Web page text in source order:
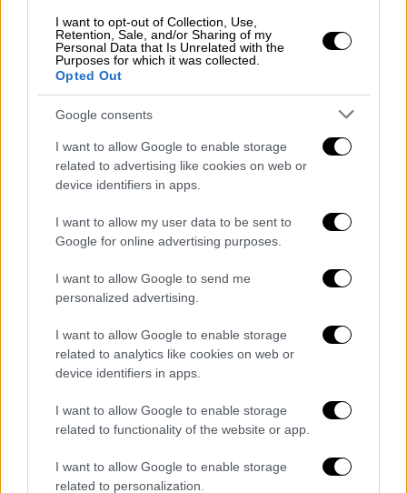
I want to opt-out of Collection, Use,
Retention, Sale, and/or Sharing of my
Personal Data that Is Unrelated with the
Purposes for which it was collected.
Opted Out
Google consents
I want to allow Google to enable storage
related to advertising like cookies on web or
device identifiers in apps.
I want to allow my user data to be sent to
Google for online advertising purposes.
I want to allow Google to send me
personalized advertising.
I want to allow Google to enable storage
related to analytics like cookies on web or
device identifiers in apps.
I want to allow Google to enable storage
related to functionality of the website or app.
I want to allow Google to enable storage
related to personalization.
για να στελεχώσουν την Πανεπιστημιακή
Αστυνομία θα απορροφηθούν στις τάξεις της
ΕΛ.ΑΣ., για να στελεχώσουν τα αστυνομικά
τμήματα και να ενταχθούν στις περιπολίες
με σκοπό την πάταξη της εγκληματικότητας.
Σε ανακοίνωσή του ο ΣΥΙΖΑ έκανε λόγο για
φιάσκο της κυβέρνησης το οποίο κόστισε 30
εκ. ευρώ. «Ο υπουργός Προστασίας του
Πολίτη κ. Μηταράκης προανήγγειλε σήμερα
αστυνομίας, που η κυβέρνηση της ΝΔ ίδρυσε,
υιοθετώντας με αυτό τον τρόπο την θέση
του ΣΥΡΙΖΑ - Προοδευτική Συμμαχία και της
συντριπτικής πλειοψηφίας της ακαδημαϊκής
κοινότητας. Η ΝΔ επί χρόνια επέλεξε την
οδό της έντασης και του λαϊκισμού γύρω
από την πανεπιστημιακή αστυνομία. Μάλιστα
είχε πει στη Βουλή ότι "Στις σχολές δεν